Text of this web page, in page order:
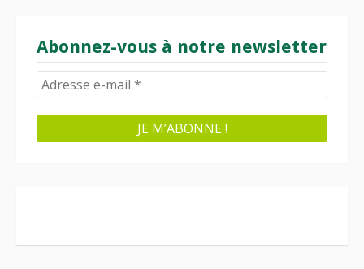
Abonnez-vous à notre newsletter